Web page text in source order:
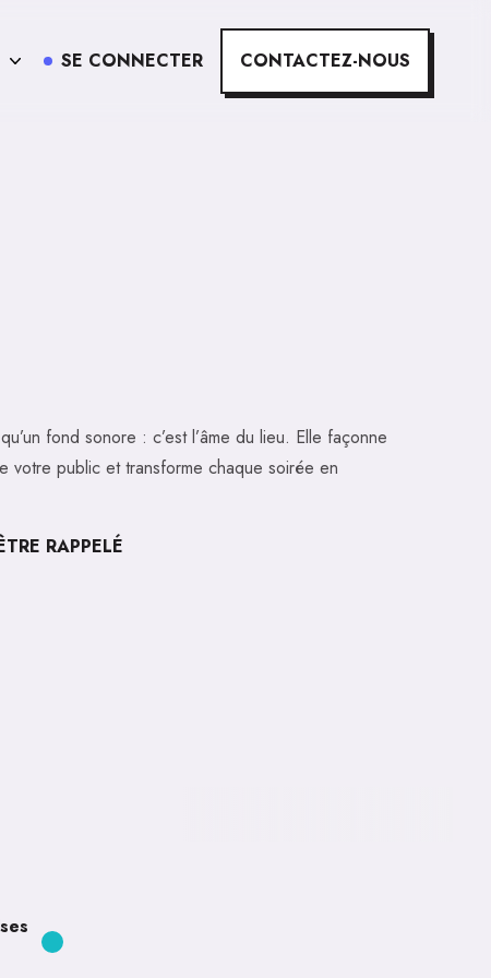
SE CONNECTER CONTACTEZ-NOUS
fond sonore : c’est l’âme du lieu. Elle façonne
votre public et transforme chaque soirée en
RAPPELÉ